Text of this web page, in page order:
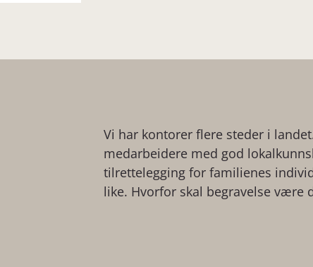
Vi har kontorer flere steder i
medarbeidere med god
tilrettelegging for familienes
like. Hvorfor skal begravelse være